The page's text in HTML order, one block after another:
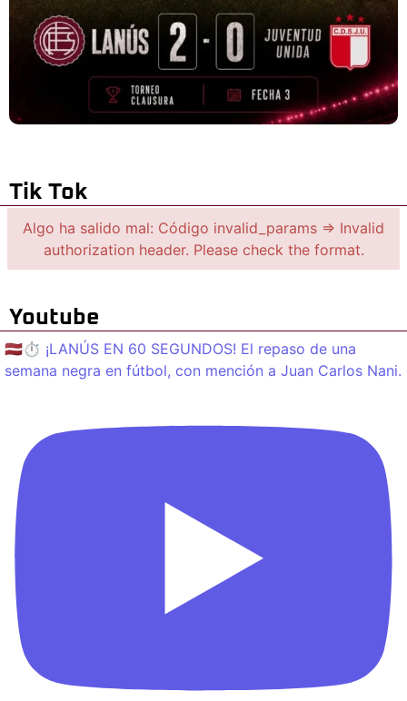
Tik Tok
Algo ha salido mal: Código invalid_params => Invalid
authorization header. Please check the format.
Youtube
🇱🇻⏱️ ¡LANÚS EN 60 SEGUNDOS! El repaso de una
semana negra en fútbol, con mención a Juan Carlos Nani.